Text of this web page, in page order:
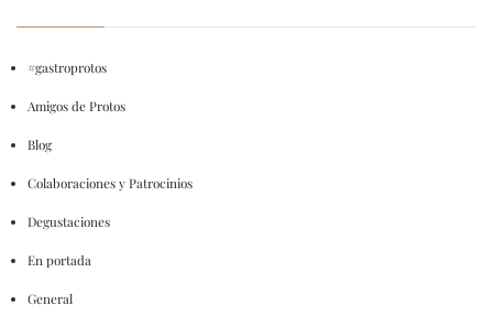
#gastroprotos
Amigos de Protos
Blog
Colaboraciones y Patrocinios
Degustaciones
En portada
General